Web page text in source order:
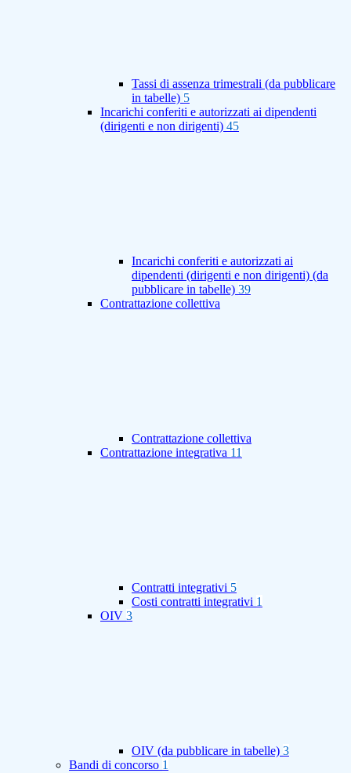
Tassi di assenza trimestrali (da pubblicare
in tabelle) 5
Incarichi conferiti e autorizzati ai dipendenti
(dirigenti e non dirigenti) 45
Incarichi conferiti e autorizzati ai
dipendenti (dirigenti e non dirigenti) (da
pubblicare in tabelle) 39
Contrattazione collettiva
Contrattazione collettiva
Contrattazione integrativa 11
Contratti integrativi 5
Costi contratti integrativi 1
OIV 3
OIV (da pubblicare in tabelle) 3
Bandi di concorso 1